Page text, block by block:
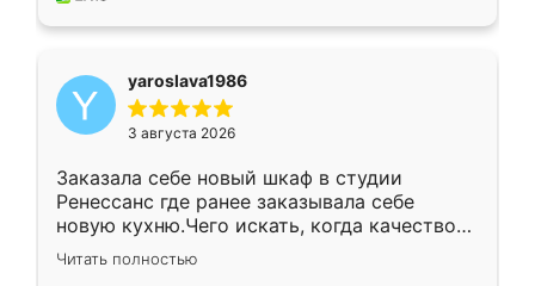
yaroslava1986
3 августа 2026
Заказала себе новый шкаф в студии
Ренессанс где ранее заказывала себе
новую кухню.Чего искать, когда качеством
вполне довольна. Служит кухня уже почти
два года, нареканий нет.
Читать полностью